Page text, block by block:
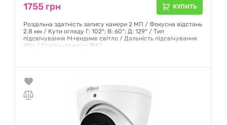
1755 грн КУПИТЬ
Роздільна здатність запису камери 2 МП / Фокусна відстань
2.8 мм / Кути огляду Г: 102°; В: 60°; Д: 129° / Тип
підсвічування ІЧ+видиме світло / Дальність підсвічування
40м / Ступінь захисту IP67